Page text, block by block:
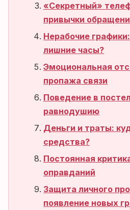
«Секретный»
привычки
Нерабочие
лишние часы?
Эмоциональная
пропажа связи
Поведение в
равнодушию
Деньги и траты:
средства?
Постоянная
оправданий
Защита личного
появление новых